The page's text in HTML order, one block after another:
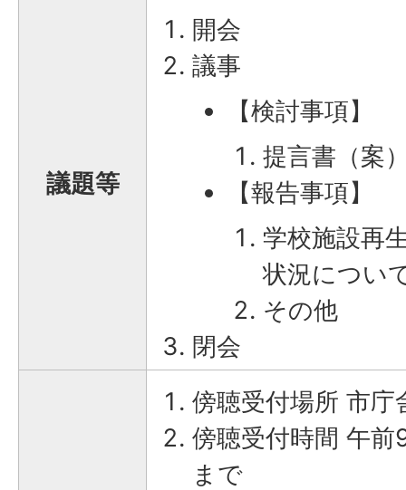
議題等
開会
議事
【検討事項】
提言書（案
【報告事項】
学校施設再
状況につい
その他
閉会
傍聴受付場所 市
傍聴受付時間 午
まで